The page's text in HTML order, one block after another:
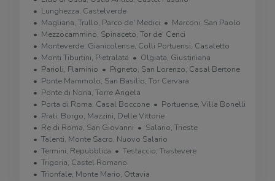
Lunghezza, Castelverde
Magliana, Trullo, Parco de' Medici
Marconi, San Paolo
Mezzocammino, Spinaceto, Tor de' Cenci
Monteverde, Gianicolense, Colli Portuensi, Casaletto
Monti Tiburtini, Pietralata
Olgiata, Giustiniana
Parioli, Flaminio
Pigneto, San Lorenzo, Casal Bertone
Ponte Mammolo, San Basilio, Tor Cervara
Ponte di Nona, Torre Angela
Porta di Roma, Casal Boccone
Portuense, Villa Bonelli
Prati, Borgo, Mazzini, Delle Vittorie
Re di Roma, San Giovanni
Salario, Trieste
Talenti, Monte Sacro, Nuovo Salario
Termini, Repubblica
Testaccio, Trastevere
Trigoria, Castel Romano
Trionfale, Monte Mario, Ottavia